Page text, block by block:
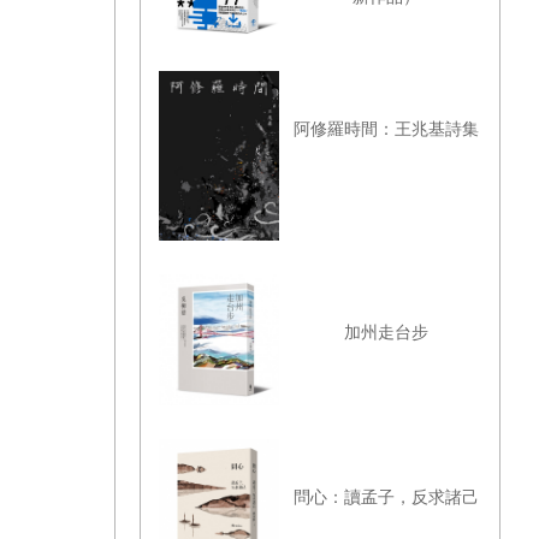
阿修羅時間：王兆基詩集
加州走台步
問心：讀孟子，反求諸己